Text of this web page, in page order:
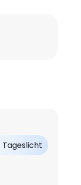
Tageslicht